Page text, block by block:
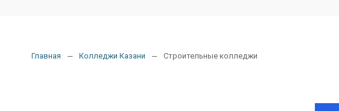
Главная Колледжи Казани Строительные колледжи